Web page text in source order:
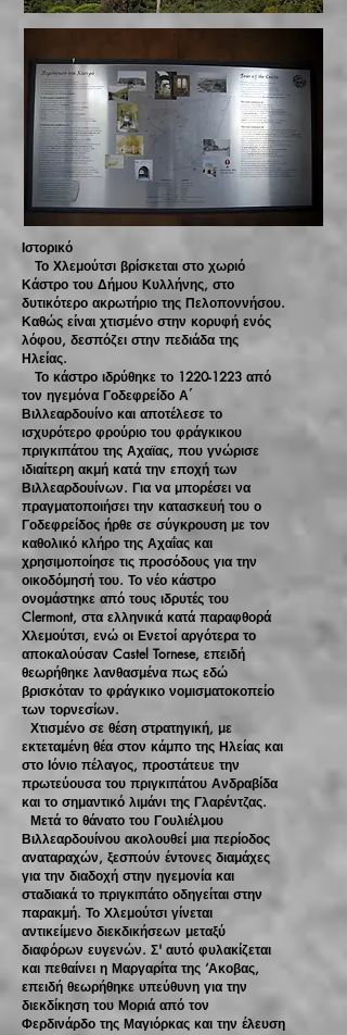
Ιστορικό
Το Χλεμούτσι βρίσκεται στο χωριό
Κάστρο του Δήμου Κυλλήνης, στο
δυτικότερο ακρωτήριο της Πελοποννήσου.
Καθώς είναι χτισμένο στην κορυφή ενός
λόφου, δεσπόζει στην πεδιάδα της
Ηλείας.
Το κάστρο ιδρύθηκε το 1220-1223 από
τον ηγεμόνα Γοδεφρείδο Α΄
Βιλλεαρδουίνο και αποτέλεσε το
ισχυρότερο φρούριο του φράγκικου
πριγκιπάτου της Αχαϊας, που γνώρισε
ιδιαίτερη ακμή κατά την εποχή των
Βιλλεαρδουίνων. Για να μπορέσει να
πραγματοποιήσει την κατασκευή του ο
Γοδεφρείδος ήρθε σε σύγκρουση με τον
καθολικό κλήρο της Αχαΐας και
χρησιμοποίησε τις προσόδους για την
οικοδόμησή του. Το νέο κάστρο
ονομάστηκε από τους ιδρυτές του
Clermont, στα ελληνικά κατά παραφθορά
Χλεμούτσι, ενώ οι Ενετοί αργότερα το
αποκαλούσαν Castel Tornese, επειδή
θεωρήθηκε λανθασμένα πως εδώ
βρισκόταν το φράγκικο νομισματοκοπείο
των τορνεσίων.
Χτισμένο σε θέση στρατηγική, με
εκτεταμένη θέα στον κάμπο της Ηλείας και
στο Ιόνιο πέλαγος, προστάτευε την
πρωτεύουσα του πριγκιπάτου Ανδραβίδα
και το σημαντικό λιμάνι της Γλαρέντζας.
Μετά το θάνατο του Γουλιέλμου
Βιλλεαρδουίνου ακολουθεί μια περίοδος
αναταραχών, ξεσπούν έντονες διαμάχες
για την διαδοχή στην ηγεμονία και
σταδιακά το πριγκιπάτο οδηγείται στην
παρακμή. Το Χλεμούτσι γίνεται
αντικείμενο διεκδικήσεων μεταξύ
διαφόρων ευγενών. Σ' αυτό φυλακίζεται
και πεθαίνει η Μαργαρίτα της ‘Ακοβας,
επειδή θεωρήθηκε υπεύθυνη για την
διεκδίκηση του Μοριά από τον
Φερδινάρδο της Μαγιόρκας και την έλευση